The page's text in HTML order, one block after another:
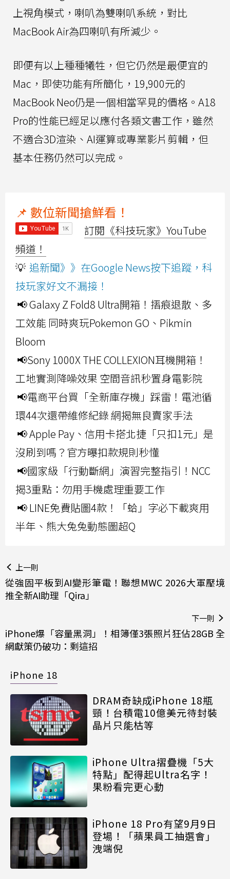
上視角模式，喇叭為雙喇叭系統，對比
MacBook Air為四喇叭有所減少。
即便有以上種種犧牲，但它仍然是最便宜的
Mac，即使功能有所簡化，19,900元的
MacBook Neo仍是一個相當罕見的價格。A18
Pro的性能已經足以應付各類文書工作，雖然
不適合3D渲染、AI運算或專業影片剪輯，但
基本任務仍然可以完成。
📌 數位新聞搶鮮看！
訂閱《科技玩家》YouTube
頻道！
💡 追新聞》》在Google News按下追蹤，科
技玩家好文不漏接！
📢 Galaxy Z Fold8 Ultra開箱！摺痕退散、多
工效能 同時爽玩Pokemon GO、Pikmin
Bloom
📢Sony 1000X THE COLLEXION耳機開箱！
工地實測降噪效果 空間音訊秒置身電影院
📢電商平台買「全新庫存機」踩雷！電池循
環44次還帶維修紀錄 網揭無良賣家手法
📢 Apple Pay、信用卡搭北捷「只扣1元」是
沒刷到嗎？官方曝扣款規則秒懂
📢國家級「行動斷網」演習完整指引！NCC
揭3重點：勿用手機處理重要工作
📢 LINE免費貼圖4款！「蛤」字必下載爽用
半年、熊大兔兔動態圖超Q
上一則
從強固平板到AI變形筆電！聯想MWC 2026大軍壓境
推全新AI助理「Qira」
下一則
iPhone爆「容量黑洞」！相簿僅3張照片狂佔28GB 全
網獻策仍破功：剩這招
iPhone 18
DRAM奇缺成iPhone 18瓶
頸！台積電10億美元待封裝
晶片只能枯等
iPhone Ultra摺疊機「5大
特點」配得起Ultra名字！
果粉看完更心動
iPhone 18 Pro有望9月9日
登場！「蘋果員工抽選會」
洩端倪